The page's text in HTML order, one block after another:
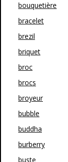
bouquetière
bracelet
brezil
briquet
broc
brocs
broyeur
bubble
buddha
burberry
buste